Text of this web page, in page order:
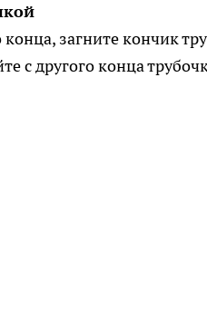
загните кончик
с другого конца